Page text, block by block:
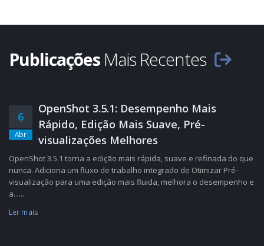
Publicações Mais Recentes
6
Abr
OpenShot 3.5.1: Desempenho Mais
Rápido, Edição Mais Suave, Pré-
visualizações Melhores
OpenShot 3.5.1 torna a edição mais rápida, suave e refinada do que
nunca. Adiciona um fluxo de trabalho integrado de Otimizar Pré-
visualização para uma edição mais fluida, melhora o desempenho e
a......
Ler mais